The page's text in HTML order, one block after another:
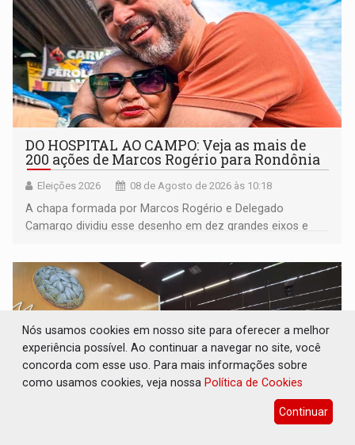
DO HOSPITAL AO CAMPO: Veja as mais de
200 ações de Marcos Rogério para Rondônia
Eleições 2026 08 de Agosto de 2026 às 10:18
A chapa formada por Marcos Rogério e Delegado
Camargo dividiu esse desenho em dez grandes eixos e
Nós usamos cookies em nosso site para oferecer a melhor
experiência possível. Ao continuar a navegar no site, você
concorda com esse uso. Para mais informações sobre
como usamos cookies, veja nossa Política de Cookies
Continuar